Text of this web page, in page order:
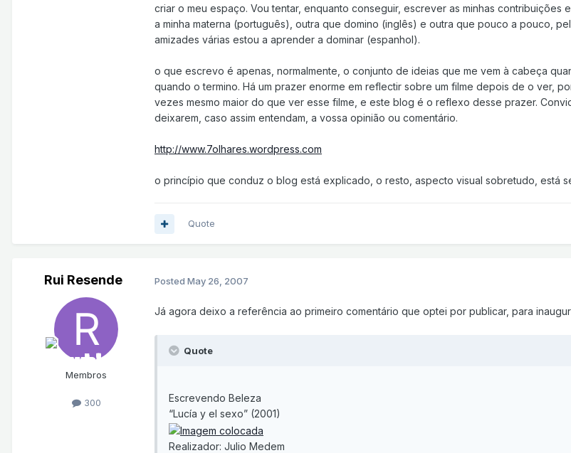
criar o meu espaço. Vou tentar, enquanto conseguir, escrever as minhas contribuições
a minha materna (português), outra que domino (inglês) e outra que pouco a pouco,
amizades várias estou a aprender a dominar (espanhol).
o que escrevo é apenas, normalmente, o conjunto de ideias que me vem à cabeça
quando o termino. Há um prazer enorme em reflectir sobre um filme depois de o ver,
vezes mesmo maior do que ver esse filme, e este blog é o reflexo desse prazer.
deixarem, caso assim entendam, a vossa opinião ou comentário.
http://www.7olhares.wordpress.com
o princípio que conduz o blog está explicado, o resto, aspecto visual sobretudo, está
Quote
Rui Resende
Membros
300
Posted May 26, 2007
Já agora deixo a referência ao primeiro comentário que optei por publicar, para
Quote
Escrevendo Beleza
“Lucía y el sexo” (2001)
Realizador: Julio Medem